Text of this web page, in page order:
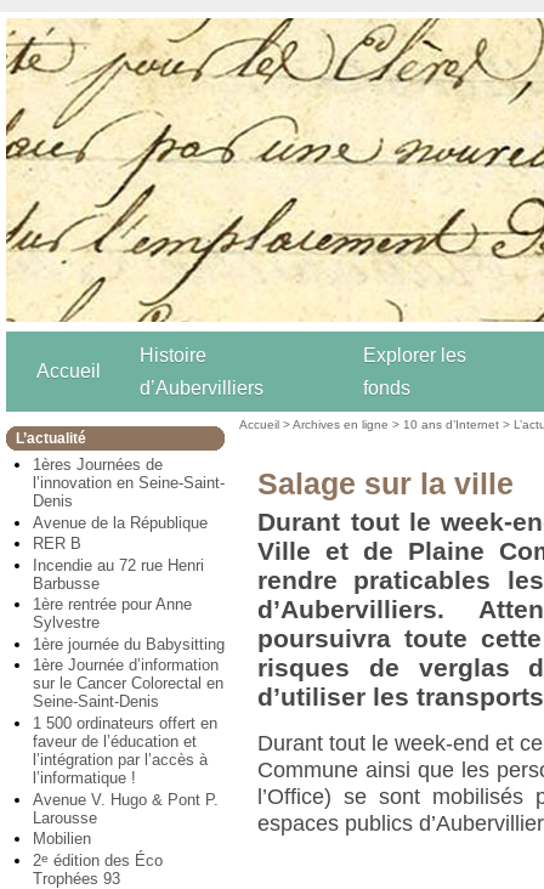
Accueil
Histoire
d’Aubervilliers
Explorer les
fonds
L’actualité
1ères Journées de
l’innovation en Seine-Saint-
Denis
Avenue de la République
RER B
Incendie au 72 rue Henri
Barbusse
1ère rentrée pour Anne
Sylvestre
1ère journée du Babysitting
1ère Journée d’information
sur le Cancer Colorectal en
Seine-Saint-Denis
1 500 ordinateurs offert en
faveur de l’éducation et
l’intégration par l’accès à
l’informatique !
Avenue V. Hugo & Pont P.
Larousse
Mobilien
2e édition des Éco
Trophées 93
Accueil >Archives en ligne > 10 ans d’Internet >
Salage sur la ville
Durant tout le week-
Ville et de Plaine
rendre praticables
d’Aubervilliers.
poursuivra toute
risques de verglas
d’utiliser les
Durant tout le week-end et
Commune ainsi que les
l’Office) se sont
espaces publics